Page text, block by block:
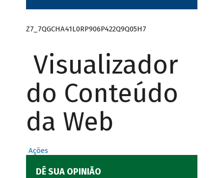
Z7_7QGCHA41L0RP906P422Q9Q05H7
Visualizador
do Conteúdo
da Web
Ações
DÊ SUA OPINIÃO